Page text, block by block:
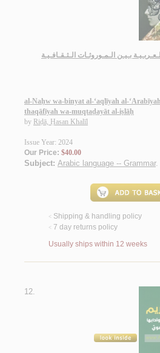
بـيـن الـمـوروثـات الـثـقـافـيـة
al-Naḥw wa-binyat al-‘aqlīyah al-
thaqāfīyah wa-muqtaḍayāt al-iṣlāḥ
by Riḍā, Ḥasan Khalīl
Issue Year: 2024
Our Price: $40.00
Subject: Arabic language -- Grammar.
< Shipping & handling policy
< 7 day returns policy
Usually ships within 12 weeks
12.